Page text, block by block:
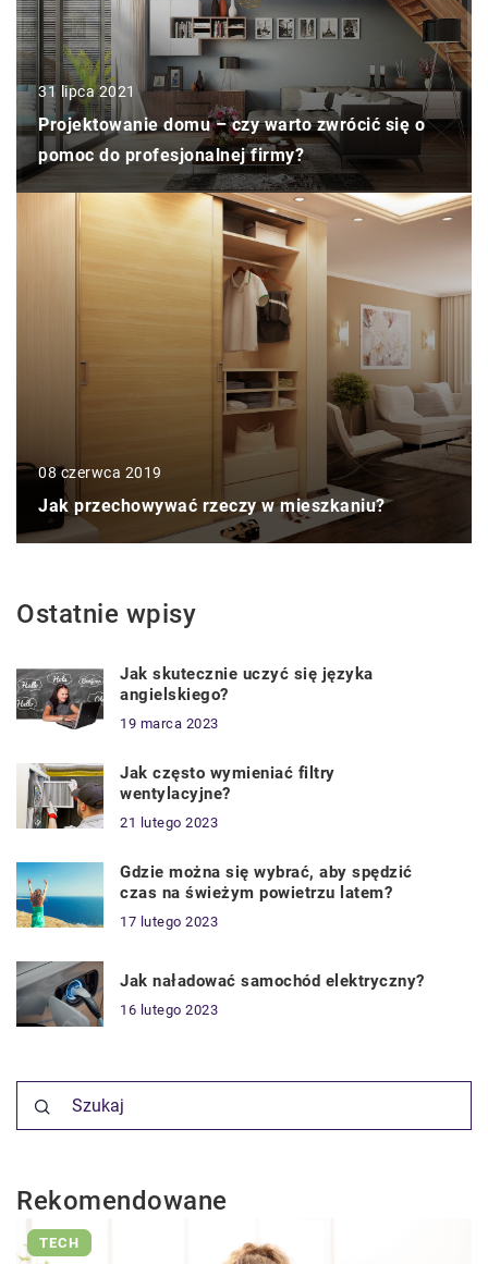
31 lipca 2021
Projektowanie domu – czy warto zwrócić się o
pomoc do profesjonalnej firmy?
08 czerwca 2019
Jak przechowywać rzeczy w mieszkaniu?
Ostatnie wpisy
Jak skutecznie uczyć się języka
angielskiego?
19 marca 2023
Jak często wymieniać filtry
wentylacyjne?
21 lutego 2023
Gdzie można się wybrać, aby spędzić
czas na świeżym powietrzu latem?
17 lutego 2023
Jak naładować samochód elektryczny?
16 lutego 2023
Rekomendowane
TECH